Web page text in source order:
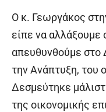
Ο κ. Γεωργάκος
είπε να αλλάξουμε
απευθυνθούμε στο
την Ανάπτυξη, του
Δεσμεύτηκε
της οικονομικής